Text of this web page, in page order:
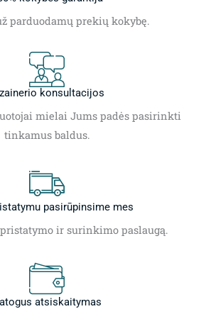
parduodamų prekių kokybę.
konsultacijos
mielai Jums padės pasirinkti
tinkamus baldus.
pasirūpinsime mes
ir surinkimo paslaugą.
atsiskaitymas